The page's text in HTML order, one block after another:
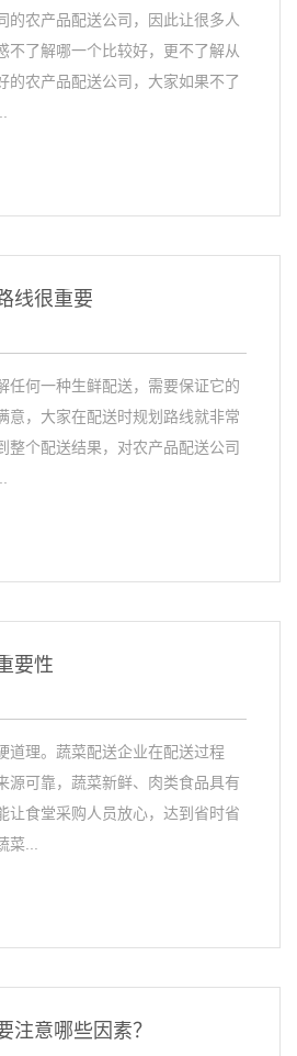
的农产品配送公司，因此让很多人
不了解哪一个比较好，更不了解从
的农产品配送公司，大家如果不了
线很重要
任何一种生鲜配送，需要保证它的
意，大家在配送时规划路线就非常
整个配送结果，对农产品配送公司
要性
道理。蔬菜配送企业在配送过程
源可靠，蔬菜新鲜、肉类食品具有
让食堂采购人员放心，达到省时省
...
注意哪些因素？